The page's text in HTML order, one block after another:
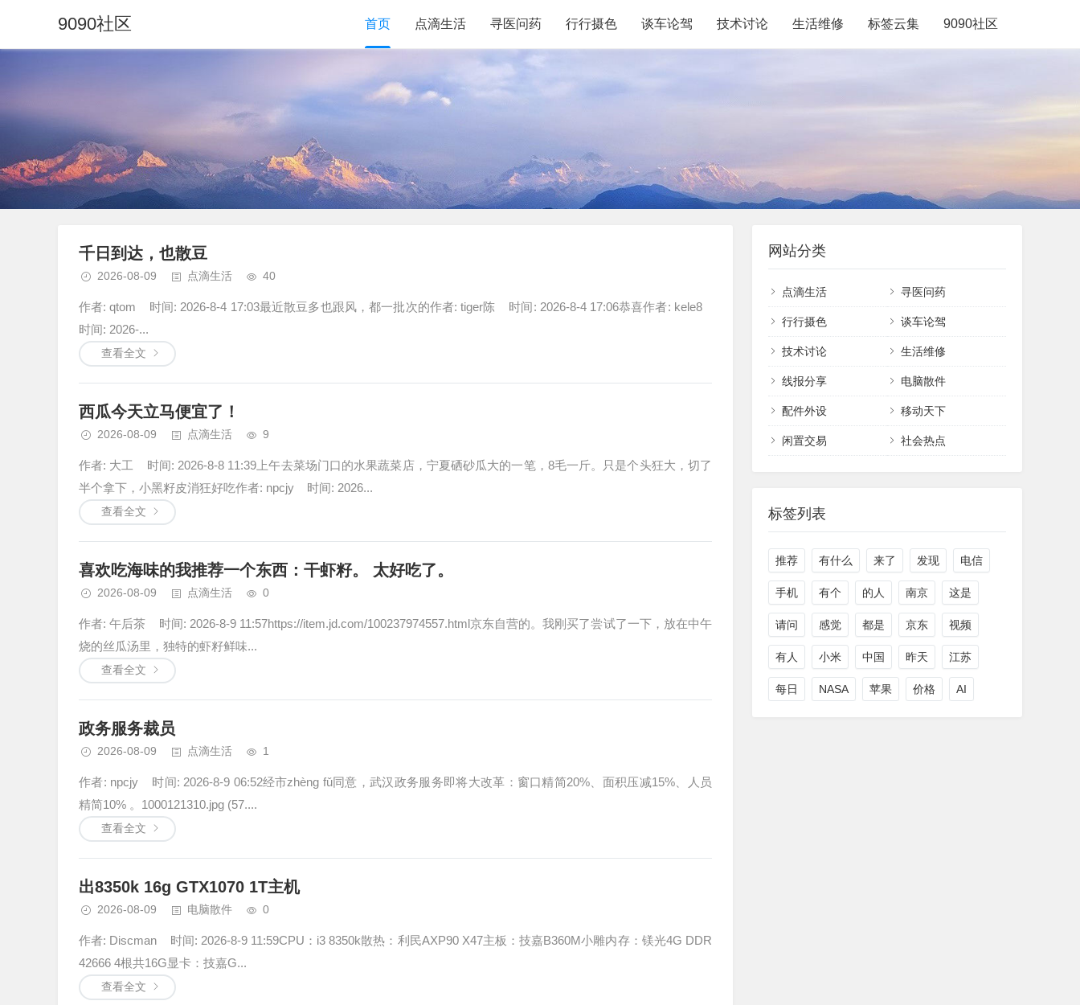
9090社区 首页 点滴生活 寻医问药 行行摄色 谈车论驾 技术讨论 生活维修 标签云集 9090社区
千日到达，也散豆
2026-08-09 点滴生活 40
作者: qtom 时间: 2026-8-4 17:03最近散豆多也跟风，都一批次的作者: tiger陈 时间: 2026-8-4 17:06恭喜作者: kele8
时间: 2026-...
查看全文
西瓜今天立马便宜了！
2026-08-09 点滴生活 9
作者: 大工 时间: 2026-8-8 11:39上午去菜场门口的水果蔬菜店，宁夏硒砂瓜大的一笔，8毛一斤。只是个头狂大，切了
半个拿下，小黑籽皮消狂好吃作者: npcjy 时间: 2026...
查看全文
喜欢吃海味的我推荐一个东西：干虾籽。 太好吃了。
2026-08-09 点滴生活 0
作者: 午后茶 时间: 2026-8-9 11:57https://item.jd.com/100237974557.html京东自营的。我刚买了尝试了一下，放在中午
烧的丝瓜汤里，独特的虾籽鲜味...
查看全文
政务服务裁员
2026-08-09 点滴生活 1
作者: npcjy 时间: 2026-8-9 06:52经市zhèng fǔ同意，武汉政务服务即将大改革：窗口精简20%、面积压减15%、人员
精简10% 。1000121310.jpg (57....
查看全文
出8350k 16g GTX1070 1T主机
2026-08-09 电脑散件 0
作者: Discman 时间: 2026-8-9 11:59CPU：i3 8350k散热：利民AXP90 X47主板：技嘉B360M小雕内存：镁光4G DDR
42666 4根共16G显卡：技嘉G...
查看全文
网站分类
点滴生活 寻医问药
行行摄色 谈车论驾
技术讨论 生活维修
线报分享 电脑散件
配件外设 移动天下
闲置交易 社会热点
标签列表
推荐 有什么 来了 发现 电信
手机 有个 的人 南京 这是
请问 感觉 都是 京东 视频
有人 小米 中国 昨天 江苏
每日 NASA 苹果 价格 AI